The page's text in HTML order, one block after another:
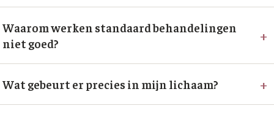
Waarom werken standaard behandelingen
niet goed?
+
Wat gebeurt er precies in mijn lichaam? +